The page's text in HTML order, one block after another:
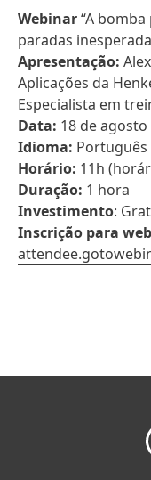
Webinar“A
paradas
Apresentação:
Aplicações da
Especialista em
Data: 18 de agosto
Idioma: Português
Horário: 11h
Duração: 1 hora
Investimento:
Inscrição para